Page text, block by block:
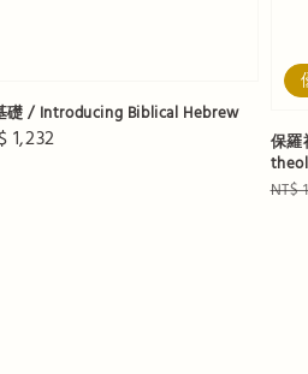
礎 / Introducing Biblical Hebrew
1,232
保羅
NT$